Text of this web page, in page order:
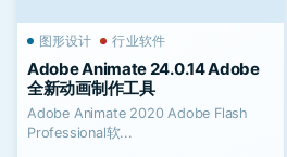
图形设计 行业软件
Adobe Animate 24.0.14 Adobe
全新动画制作工具
Adobe Animate 2020 Adob​​e Flash
Professional软...